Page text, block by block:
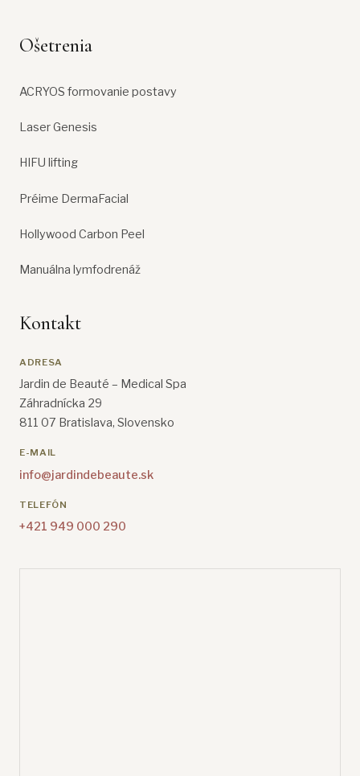
Ošetrenia
ACRYOS formovanie postavy
Laser Genesis
HIFU lifting
Préime DermaFacial
Hollywood Carbon Peel
Manuálna lymfodrenáž
Kontakt
ADRESA
Jardin de Beauté – Medical Spa
Záhradnícka 29
811 07 Bratislava, Slovensko
E-MAIL
info@jardindebeaute.sk
TELEFÓN
+421 949 000 290